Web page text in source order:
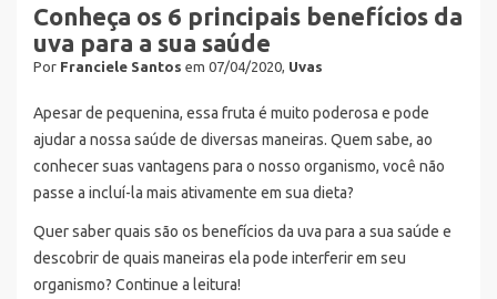
Conheça os 6 principais benefícios da
uva para a sua saúde
Por Franciele Santos em 07/04/2020, Uvas
Apesar de pequenina, essa fruta é muito poderosa e pode
ajudar a nossa saúde de diversas maneiras. Quem sabe, ao
conhecer suas vantagens para o nosso organismo, você não
passe a incluí-la mais ativamente em sua dieta?
Quer saber quais são os benefícios da uva para a sua saúde e
descobrir de quais maneiras ela pode interferir em seu
organismo? Continue a leitura!